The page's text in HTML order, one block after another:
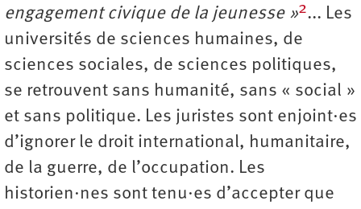
engagement civique de la jeunesse »2... Les
universités de sciences humaines, de
sciences sociales, de sciences politiques,
se retrouvent sans humanité, sans « social »
et sans politique. Les juristes sont enjoint·es
d’ignorer le droit international, humanitaire,
de la guerre, de l’occupation. Les
historien·nes sont tenu·es d’accepter que